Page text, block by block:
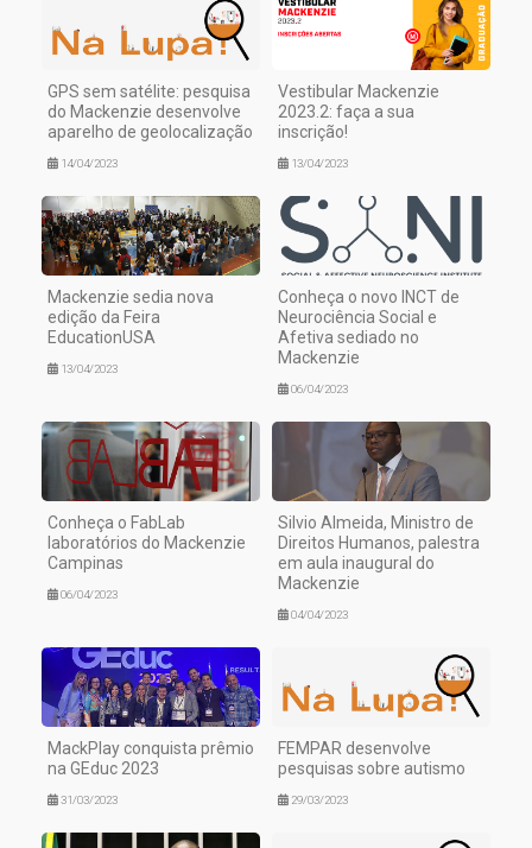
GPS sem satélite: pesquisa
do Mackenzie desenvolve
aparelho de geolocalização
14/04/2023
Vestibular Mackenzie
2023.2: faça a sua
inscrição!
13/04/2023
Mackenzie sedia nova
edição da Feira
EducationUSA
13/04/2023
Conheça o novo INCT de
Neurociência Social e
Afetiva sediado no
Mackenzie
06/04/2023
Conheça o FabLab
laboratórios do Mackenzie
Campinas
06/04/2023
Silvio Almeida, Ministro de
Direitos Humanos, palestra
em aula inaugural do
Mackenzie
04/04/2023
MackPlay conquista prêmio
na GEduc 2023
31/03/2023
FEMPAR desenvolve
pesquisas sobre autismo
29/03/2023